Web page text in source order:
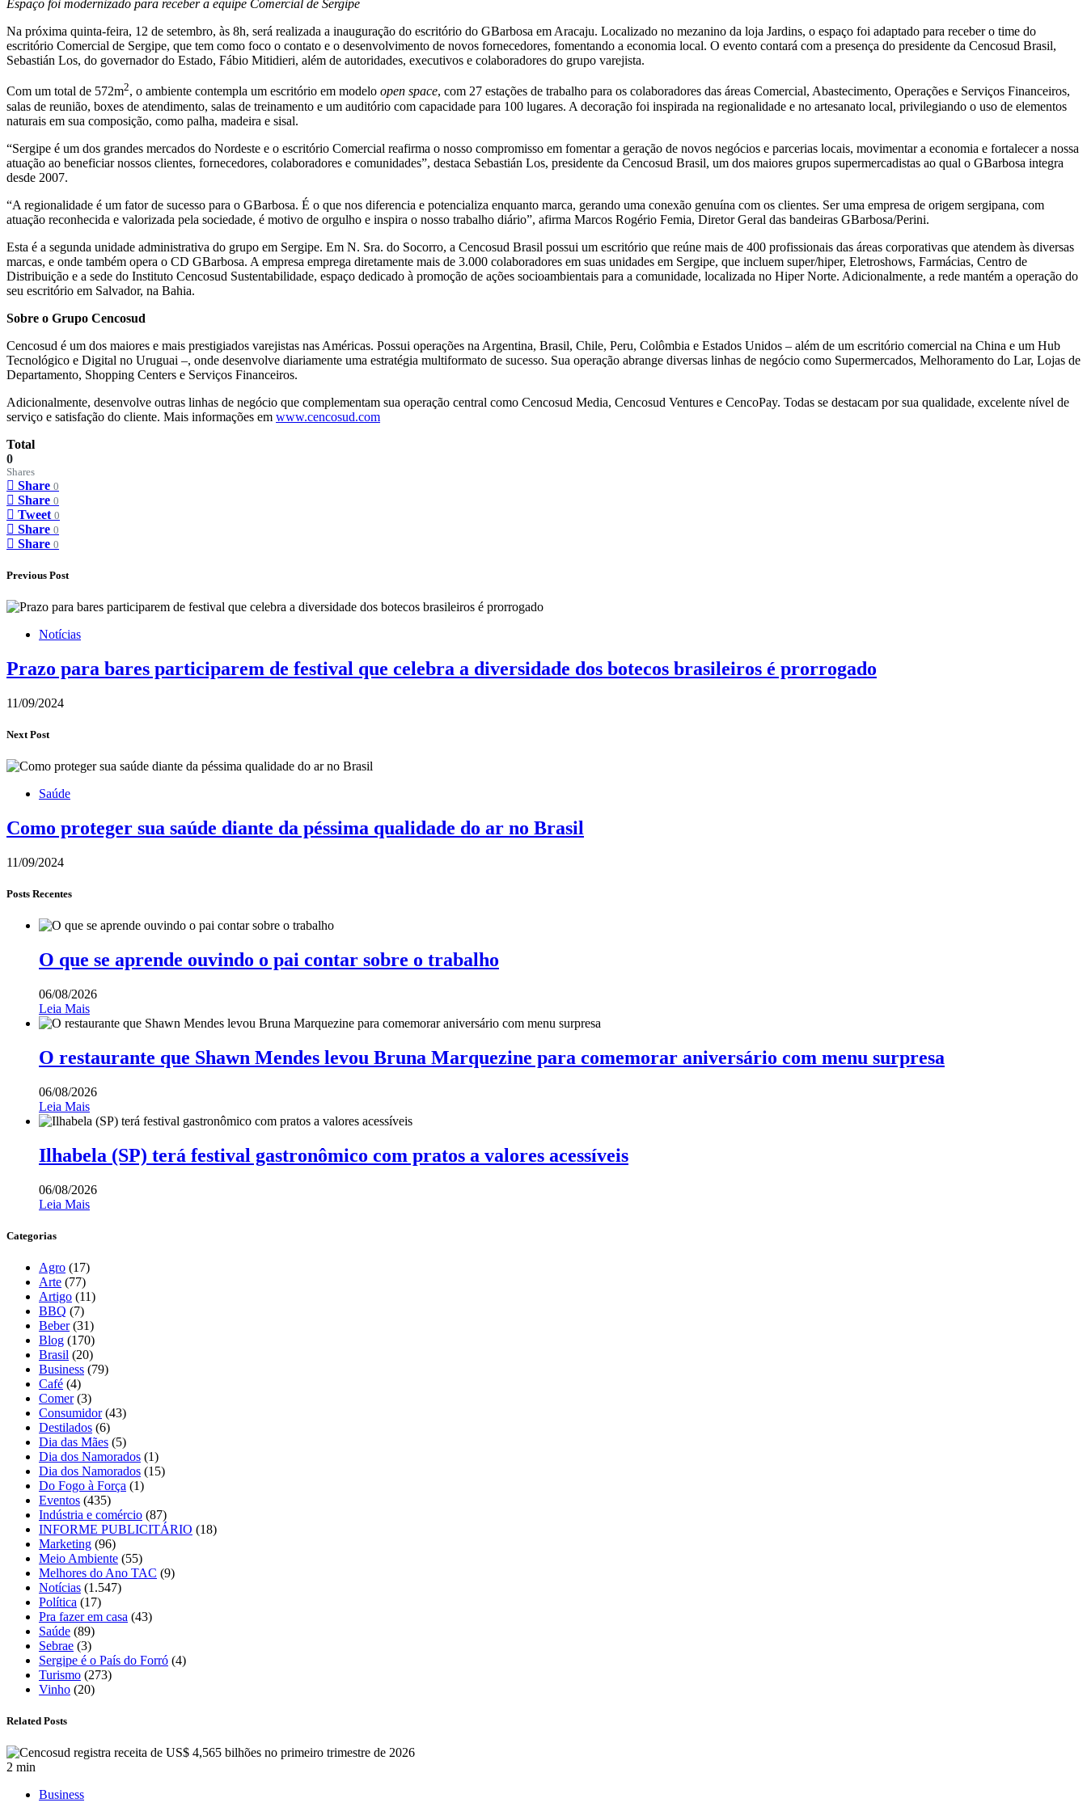
Espaço foi modernizado para receber a equipe Comercial de Sergipe
Na próxima quinta-feira, 12 de setembro, às 8h, será realizada a inauguração do escritório do GBarbosa em Aracaju. Localizado no mezanino da loja Jardins, o espaço foi adaptado para receber o time do
escritório Comercial de Sergipe, que tem como foco o contato e o desenvolvimento de novos fornecedores, fomentando a economia local. O evento contará com a presença do presidente da Cencosud Brasil,
Sebastián Los, do governador do Estado, Fábio Mitidieri, além de autoridades, executivos e colaboradores do grupo varejista.
Com um total de 572m2, o ambiente contempla um escritório em modelo open space, com 27 estações de trabalho para os colaboradores das áreas Comercial, Abastecimento, Operações e Serviços Financeiros,
salas de reunião, boxes de atendimento, salas de treinamento e um auditório com capacidade para 100 lugares. A decoração foi inspirada na regionalidade e no artesanato local, privilegiando o uso de elementos
naturais em sua composição, como palha, madeira e sisal.
“Sergipe é um dos grandes mercados do Nordeste e o escritório Comercial reafirma o nosso compromisso em fomentar a geração de novos negócios e parcerias locais, movimentar a economia e fortalecer a nossa
atuação ao beneficiar nossos clientes, fornecedores, colaboradores e comunidades”, destaca Sebastián Los, presidente da Cencosud Brasil, um dos maiores grupos supermercadistas ao qual o GBarbosa integra
desde 2007.
“A regionalidade é um fator de sucesso para o GBarbosa. É o que nos diferencia e potencializa enquanto marca, gerando uma conexão genuína com os clientes. Ser uma empresa de origem sergipana, com
atuação reconhecida e valorizada pela sociedade, é motivo de orgulho e inspira o nosso trabalho diário”, afirma Marcos Rogério Femia, Diretor Geral das bandeiras GBarbosa/Perini.
Esta é a segunda unidade administrativa do grupo em Sergipe. Em N. Sra. do Socorro, a Cencosud Brasil possui um escritório que reúne mais de 400 profissionais das áreas corporativas que atendem às diversas
marcas, e onde também opera o CD GBarbosa. A empresa emprega diretamente mais de 3.000 colaboradores em suas unidades em Sergipe, que incluem super/hiper, Eletroshows, Farmácias, Centro de
Distribuição e a sede do Instituto Cencosud Sustentabilidade, espaço dedicado à promoção de ações socioambientais para a comunidade, localizada no Hiper Norte. Adicionalmente, a rede mantém a operação do
seu escritório em Salvador, na Bahia.
Sobre o Grupo Cencosud
Cencosud é um dos maiores e mais prestigiados varejistas nas Américas. Possui operações na Argentina, Brasil, Chile, Peru, Colômbia e Estados Unidos – além de um escritório comercial na China e um Hub
Tecnológico e Digital no Uruguai –, onde desenvolve diariamente uma estratégia multiformato de sucesso. Sua operação abrange diversas linhas de negócio como Supermercados, Melhoramento do Lar, Lojas de
Departamento, Shopping Centers e Serviços Financeiros.
Adicionalmente, desenvolve outras linhas de negócio que complementam sua operação central como Cencosud Media, Cencosud Ventures e CencoPay. Todas se destacam por sua qualidade, excelente nível de
serviço e satisfação do cliente. Mais informações em www.cencosud.com
Total
0
Shares
Share 0
Share 0
Tweet 0
Share 0
Share 0
Previous Post
Notícias
Prazo para bares participarem de festival que celebra a diversidade dos botecos brasileiros é prorrogado
11/09/2024
Next Post
Saúde
Como proteger sua saúde diante da péssima qualidade do ar no Brasil
11/09/2024
Posts Recentes
O que se aprende ouvindo o pai contar sobre o trabalho
06/08/2026
Leia Mais
O restaurante que Shawn Mendes levou Bruna Marquezine para comemorar aniversário com menu surpresa
06/08/2026
Leia Mais
Ilhabela (SP) terá festival gastronômico com pratos a valores acessíveis
06/08/2026
Leia Mais
Categorias
Agro (17)
Arte (77)
Artigo (11)
BBQ (7)
Beber(31)
Blog (170)
Brasil (20)
Business (79)
Café (4)
Comer(3)
Consumidor(43)
Destilados (6)
Dia das Mães (5)
Dia dos Namorados (1)
Dia dos Namorados (15)
Do Fogo à Força (1)
Eventos (435)
Indústria e comércio (87)
INFORME PUBLICITÁRIO (18)
Marketing (96)
Meio Ambiente (55)
Melhores do Ano TAC (9)
Notícias (1.547)
Política (17)
Pra fazer em casa (43)
Saúde (89)
Sebrae (3)
Sergipe é o País do Forró (4)
Turismo (273)
Vinho (20)
Related Posts
2 min
Business